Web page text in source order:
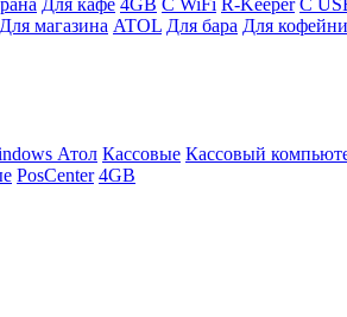
Для кафе 4GB С WiFi R-Keeper С
Для магазина ATOL Для бара Для кофейни
Атол Кассовые Кассовый
PosCenter 4GB